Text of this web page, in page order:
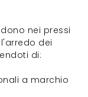
nei pressi
dei
di:
a marchio